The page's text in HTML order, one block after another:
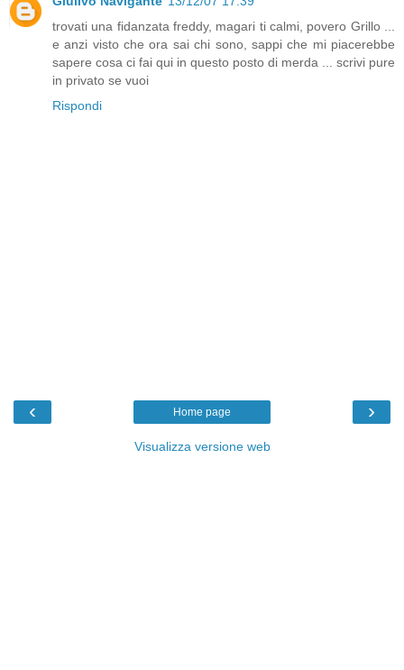
trovati una fidanzata freddy, magari ti calmi, povero Grillo ...
e anzi visto che ora sai chi sono, sappi che mi piacerebbe
sapere cosa ci fai qui in questo posto di merda ... scrivi pure
in privato se vuoi
Rispondi
‹ ›
Home page
Visualizza versione web